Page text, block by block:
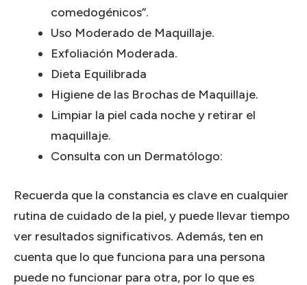
comedogénicos”.
Uso Moderado de Maquillaje.
Exfoliación Moderada.
Dieta Equilibrada
Higiene de las Brochas de Maquillaje.
Limpiar la piel cada noche y retirar el
maquillaje.
Consulta con un Dermatólogo:
Recuerda que la constancia es clave en cualquier
rutina de cuidado de la piel, y puede llevar tiempo
ver resultados significativos. Además, ten en
cuenta que lo que funciona para una persona
puede no funcionar para otra, por lo que es